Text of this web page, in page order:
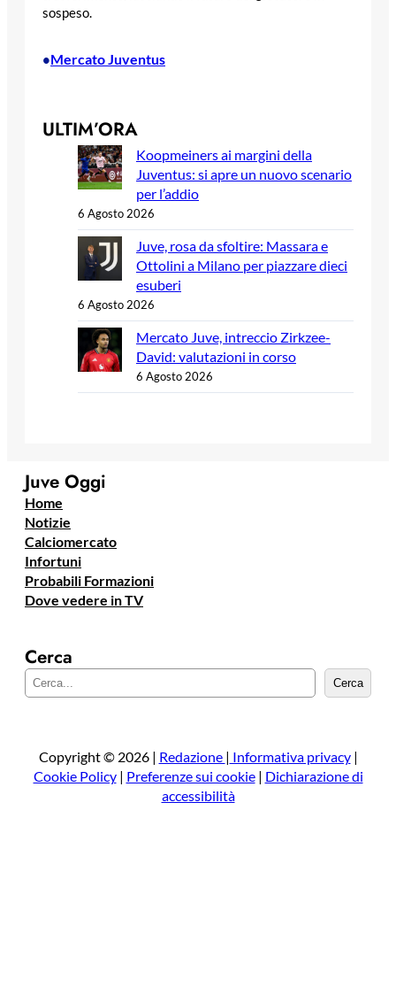
sospeso.
•Mercato Juventus
ULTIM’ORA
Koopmeiners ai margini della
Juventus: si apre un nuovo scenario
per l’addio
6 Agosto 2026
Juve, rosa da sfoltire: Massara e
Ottolini a Milano per piazzare dieci
esuberi
6 Agosto 2026
Mercato Juve, intreccio Zirkzee-
David: valutazioni in corso
6 Agosto 2026
Juve Oggi
Home
Notizie
Calciomercato
Infortuni
Probabili Formazioni
Dove vedere in TV
Cerca
e
a
Cerca
Copyright © 2026 | Redazione | Informativa privacy|
Cookie Policy| Preferenze sui cookie| Dichiarazione di
accessibilità